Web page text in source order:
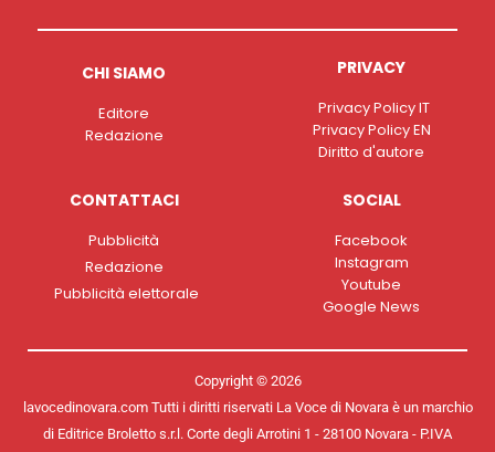
CHI SIAMO
Editore
Redazione
PRIVACY
Privacy Policy IT
Privacy Policy EN
Diritto d'autore
CONTATTACI
Pubblicità
Redazione
Pubblicità elettorale
SOCIAL
Facebook
Instagram
Youtube
Google News
Copyright © 2026
lavocedinovara.com Tutti i diritti riservati La Voce di Novara è un marchio
di Editrice Broletto s.r.l. Corte degli Arrotini 1 - 28100 Novara - P.IVA